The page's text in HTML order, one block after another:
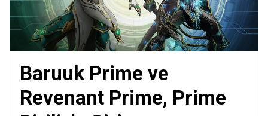
Baruuk Prime ve
Revenant Prime, Prime